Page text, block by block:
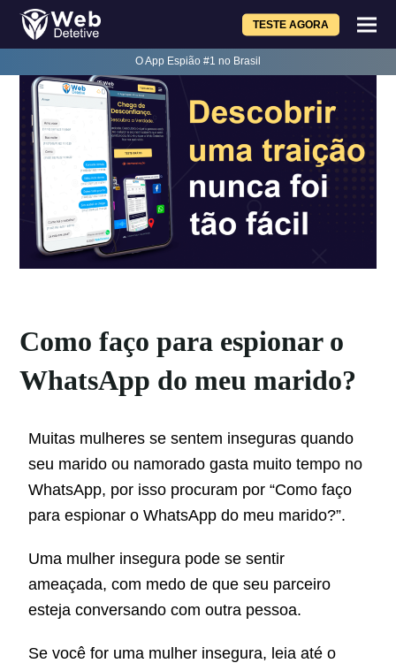
TESTE AGORA
O App Espião #1 no Brasil
Como faço para espionar o
WhatsApp do meu marido?
Muitas mulheres se sentem inseguras quando
seu marido ou namorado gasta muito tempo no
WhatsApp, por isso procuram por “Como faço
para espionar o WhatsApp do meu marido?”.
Uma mulher insegura pode se sentir
ameaçada, com medo de que seu parceiro
esteja conversando com outra pessoa.
Se você for uma mulher insegura, leia até o